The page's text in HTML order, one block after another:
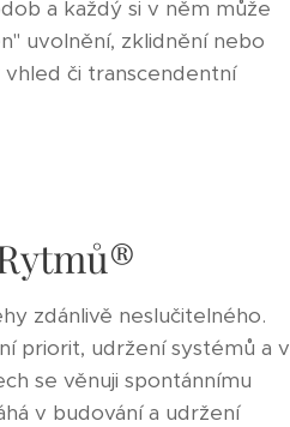
a každý si v něm může
uvolnění, zklidnění nebo
či transcendentní
zdánlivě neslučitelného.
priorit, udržení systémů a v
se věnuji spontánnímu
v budování a udržení